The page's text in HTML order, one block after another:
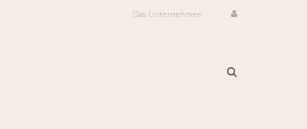
Das Unternehmen